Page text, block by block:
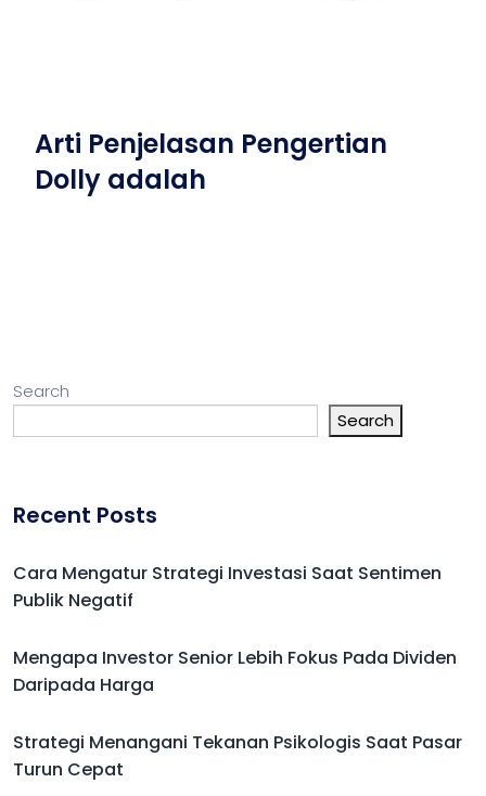
Arti Penjelasan Pengertian
Dolly adalah
Search
Search
Recent Posts
Cara Mengatur Strategi Investasi Saat Sentimen
Publik Negatif
Mengapa Investor Senior Lebih Fokus Pada Dividen
Daripada Harga
Strategi Menangani Tekanan Psikologis Saat Pasar
Turun Cepat